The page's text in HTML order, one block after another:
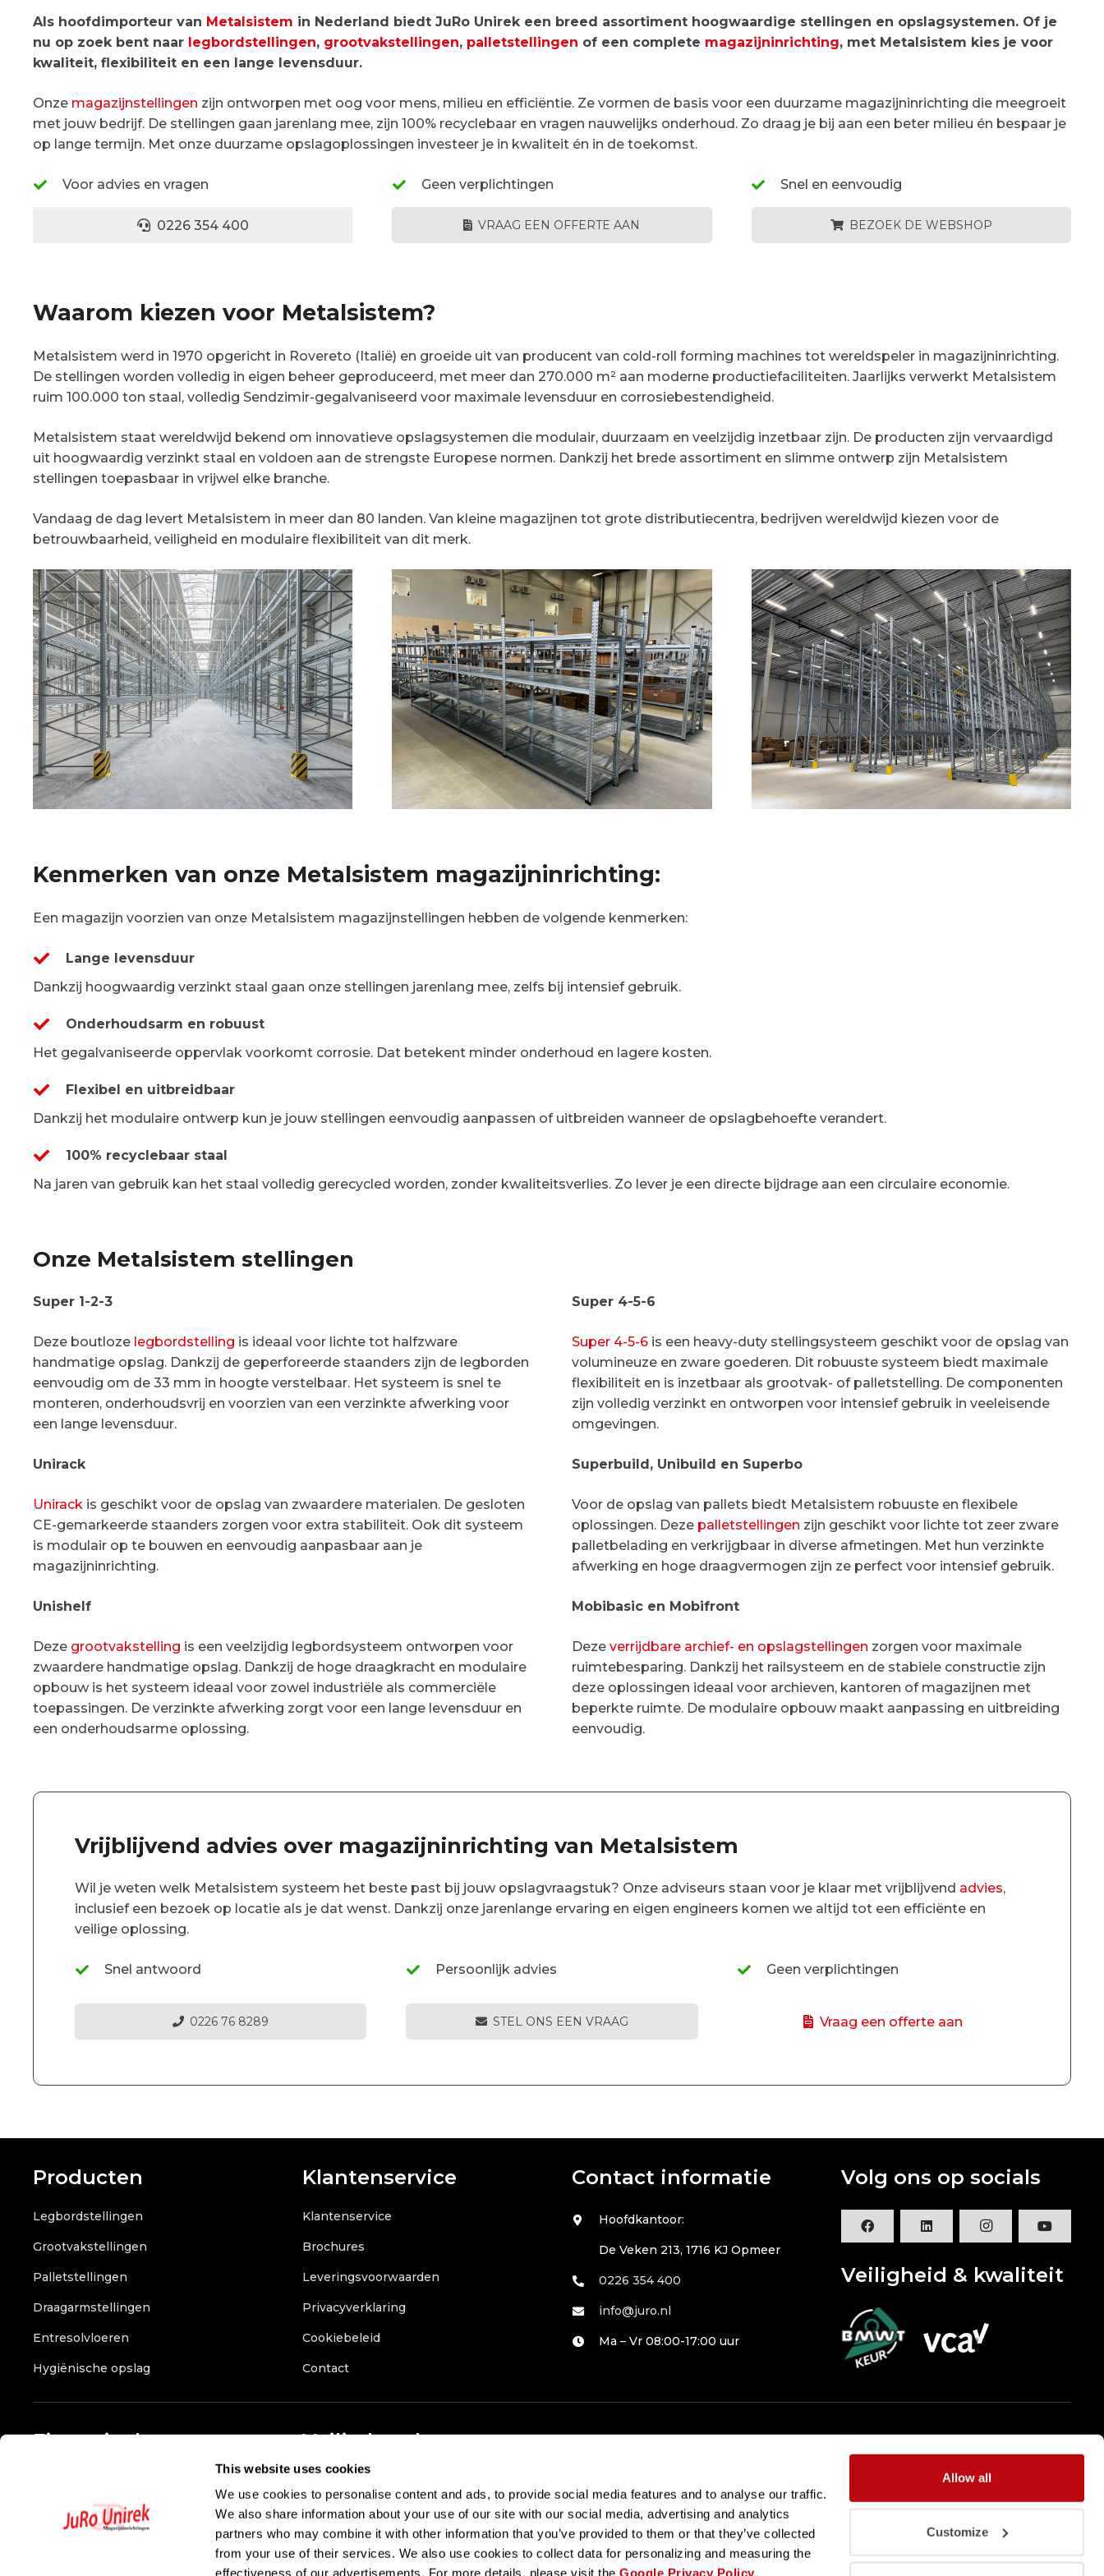
This website uses cookies
We use cookies to personalise content and ads, to provide social media features and to analyse our traffic.
We also share information about your use of our site with our social media, advertising and analytics
partners who may combine it with other information that you’ve provided to them or that they’ve collected
from your use of their services. We also use cookies to collect data for personalizing and measuring the
effectiveness of our advertisements. For more details, please visit theGoogle Privacy Policy.
Allow all
Customize
Als hoofdimporteur van Metalsistem in Nederland biedt JuRo Unirek een breed assortiment hoogwaardige stellingen en opslagsystemen. Of je
nu op zoek bent naar legbordstellingen, grootvakstellingen, palletstellingen of een complete magazijninrichting, met Metalsistem kies je voor
kwaliteit, flexibiliteit en een lange levensduur.
Onze magazijnstellingen zijn ontworpen met oog voor mens, milieu en efficiëntie. Ze vormen de basis voor een duurzame magazijninrichting die meegroeit
met jouw bedrijf. De stellingen gaan jarenlang mee, zijn 100% recyclebaar en vragen nauwelijks onderhoud. Zo draag je bij aan een beter milieu én bespaar je
op lange termijn. Met onze duurzame opslagoplossingen investeer je in kwaliteit én in de toekomst.
Voor advies en vragen
0226 354 400
Geen verplichtingen
VRAAG EEN OFFERTE AAN
Snel en eenvoudig
BEZOEK DE WEBSHOP
Waarom kiezen voor Metalsistem?
Metalsistem werd in 1970 opgericht in Rovereto (Italië) en groeide uit van producent van cold-roll forming machines tot wereldspeler in magazijninrichting.
De stellingen worden volledig in eigen beheer geproduceerd, met meer dan 270.000 m² aan moderne productiefaciliteiten. Jaarlijks verwerkt Metalsistem
ruim 100.000 ton staal, volledig Sendzimir-gegalvaniseerd voor maximale levensduur en corrosiebestendigheid.
Metalsistem staat wereldwijd bekend om innovatieve opslagsystemen die modulair, duurzaam en veelzijdig inzetbaar zijn. De producten zijn vervaardigd
uit hoogwaardig verzinkt staal en voldoen aan de strengste Europese normen. Dankzij het brede assortiment en slimme ontwerp zijn Metalsistem
stellingen toepasbaar in vrijwel elke branche.
Vandaag de dag levert Metalsistem in meer dan 80 landen. Van kleine magazijnen tot grote distributiecentra, bedrijven wereldwijd kiezen voor de
betrouwbaarheid, veiligheid en modulaire flexibiliteit van dit merk.
Kenmerken van onze Metalsistem magazijninrichting:
Een magazijn voorzien van onze Metalsistem magazijnstellingen hebben de volgende kenmerken:
Lange levensduur
Dankzij hoogwaardig verzinkt staal gaan onze stellingen jarenlang mee, zelfs bij intensief gebruik.
Onderhoudsarm en robuust
Het gegalvaniseerde oppervlak voorkomt corrosie. Dat betekent minder onderhoud en lagere kosten.
Flexibel en uitbreidbaar
Dankzij het modulaire ontwerp kun je jouw stellingen eenvoudig aanpassen of uitbreiden wanneer de opslagbehoefte verandert.
100% recyclebaar staal
Na jaren van gebruik kan het staal volledig gerecycled worden, zonder kwaliteitsverlies. Zo lever je een directe bijdrage aan een circulaire economie.
Onze Metalsistem stellingen
Super 1-2-3
Deze boutloze legbordstelling is ideaal voor lichte tot halfzware
handmatige opslag. Dankzij de geperforeerde staanders zijn de legborden
eenvoudig om de 33 mm in hoogte verstelbaar. Het systeem is snel te
monteren, onderhoudsvrij en voorzien van een verzinkte afwerking voor
een lange levensduur.
Unirack
Unirack is geschikt voor de opslag van zwaardere materialen. De gesloten
CE-gemarkeerde staanders zorgen voor extra stabiliteit. Ook dit systeem
is modulair op te bouwen en eenvoudig aanpasbaar aan je
magazijninrichting.
Unishelf
Deze grootvakstelling is een veelzijdig legbordsysteem ontworpen voor
zwaardere handmatige opslag. Dankzij de hoge draagkracht en modulaire
opbouw is het systeem ideaal voor zowel industriële als commerciële
toepassingen. De verzinkte afwerking zorgt voor een lange levensduur en
een onderhoudsarme oplossing.
Super 4-5-6
Super 4-5-6 is een heavy-duty stellingsysteem geschikt voor de opslag van
volumineuze en zware goederen. Dit robuuste systeem biedt maximale
flexibiliteit en is inzetbaar als grootvak- of palletstelling. De componenten
zijn volledig verzinkt en ontworpen voor intensief gebruik in veeleisende
omgevingen.
Superbuild, Unibuild en Superbo
Voor de opslag van pallets biedt Metalsistem robuuste en flexibele
oplossingen. Deze palletstellingen zijn geschikt voor lichte tot zeer zware
palletbelading en verkrijgbaar in diverse afmetingen. Met hun verzinkte
afwerking en hoge draagvermogen zijn ze perfect voor intensief gebruik.
Mobibasic en Mobifront
Deze verrijdbare archief- en opslagstellingen zorgen voor maximale
ruimtebesparing. Dankzij het railsysteem en de stabiele constructie zijn
deze oplossingen ideaal voor archieven, kantoren of magazijnen met
beperkte ruimte. De modulaire opbouw maakt aanpassing en uitbreiding
eenvoudig.
Vrijblijvend advies over magazijninrichting van Metalsistem
Wil je weten welk Metalsistem systeem het beste past bij jouw opslagvraagstuk? Onze adviseurs staan voor je klaar met vrijblijvend advies,
inclusief een bezoek op locatie als je dat wenst. Dankzij onze jarenlange ervaring en eigen engineers komen we altijd tot een efficiënte en
veilige oplossing.
Snel antwoord
0226 76 8289
Persoonlijk advies
STEL ONS EEN VRAAG
Geen verplichtingen
Vraag een offerte aan
Producten
Legbordstellingen
Grootvakstellingen
Palletstellingen
Draagarmstellingen
Entresolvloeren
Hygiënische opslag
Klantenservice
Klantenservice
Brochures
Leveringsvoorwaarden
Privacyverklaring
Cookiebeleid
Contact
Contact informatie
Hoofdkantoor:
De Veken 213, 1716 KJ Opmeer
0226 354 400
info@juro.nl
Ma – Vr 08:00-17:00 uur
Volg ons op socials
Veiligheid & kwaliteit
Financieel
NL807675167B01
KvK : 36053851
Veilig betalen